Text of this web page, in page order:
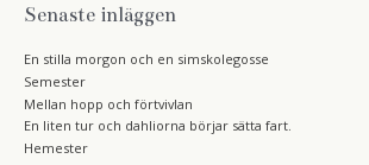
Senaste inläggen
En stilla morgon och en simskolegosse
Semester
Mellan hopp och förtvivlan
En liten tur och dahliorna börjar sätta fart.
Hemester